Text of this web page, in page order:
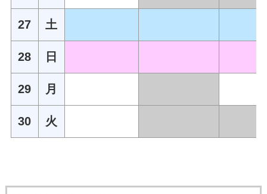
27 土
28 日
29 月
30 火